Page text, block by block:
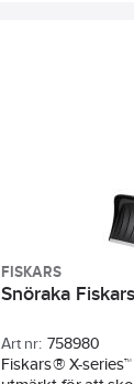
FISKARS
Snöraka
Art nr: 758980
Fiskars® X-